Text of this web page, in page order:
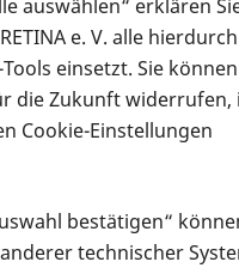
auswählen“ erklären
e. V. alle hierdurch
einsetzt. Sie
die Zukunft widerrufen,
Cookie-Einstellungen
bestätigen“
technischer